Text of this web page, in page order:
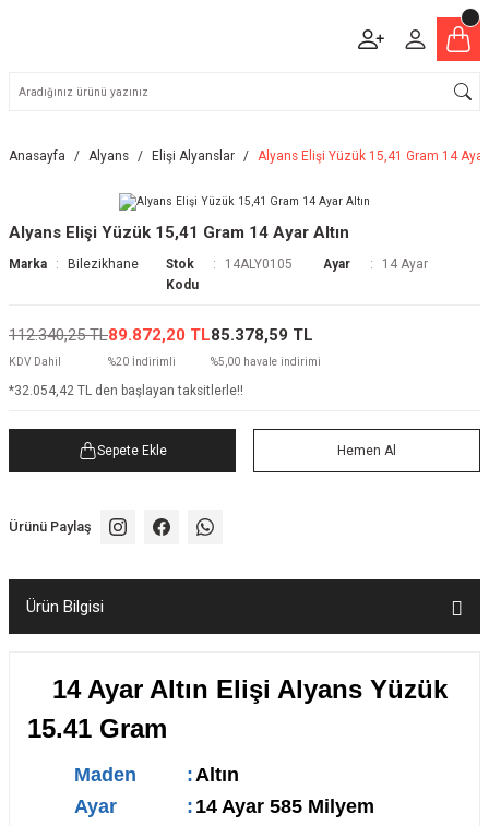
Anasayfa Alyans Elişi Alyanslar Alyans Elişi Yüzük 15,41 Gram 14 Ayar
Alyans Elişi Yüzük 15,41 Gram 14 Ayar Altın
Marka Bilezikhane
Stok
Kodu
14ALY0105 Ayar 14 Ayar
112.340,25 TL
KDV Dahil
89.872,20 TL
%20 İndirimli
85.378,59 TL
%5,00 havale indirimi
*32.054,42 TL den başlayan taksitlerle!!
Sepete Ekle Hemen Al
Ürünü Paylaş
Ürün Bilgisi
14 Ayar Altın Elişi Alyans Yüzük
15.41 Gram
Maden :Altın
Ayar
: 14 Ayar 585 Milyem